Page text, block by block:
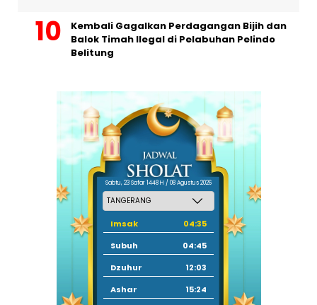
Kembali Gagalkan Perdagangan Bijih dan
Balok Timah Ilegal di Pelabuhan Pelindo
Belitung
Sabtu, 23 Safar 1448 H / 08 Agustus 2026
Imsak
04:35
Subuh
04:45
Dzuhur
12:03
Ashar
15:24